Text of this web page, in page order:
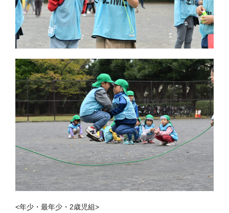
<年少・最年少・2歳児組>